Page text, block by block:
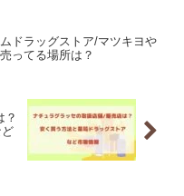
ドラッグストア/マツキヨや
ってる場所は？
？